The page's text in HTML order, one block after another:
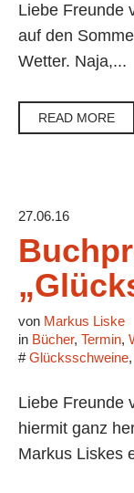
Liebe Freunde
auf den
Wetter. Naja,...
READ MORE
27.06.16
von Markus Liske
in Bücher, Termin,
#Glücksschweine,
Liebe Freunde
hiermit ganz
Markus Liskes